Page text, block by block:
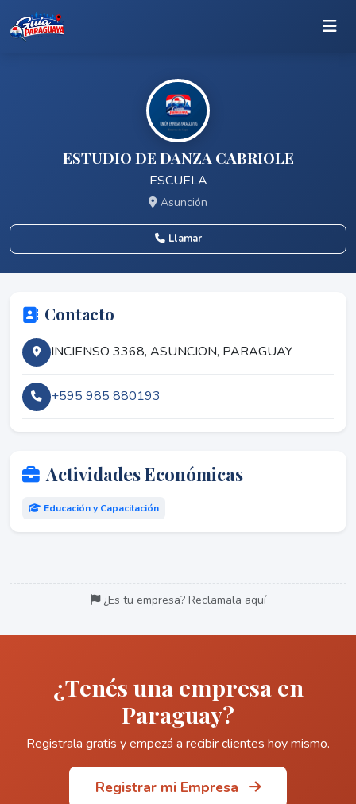
ESTUDIO DE DANZA CABRIOLE
ESCUELA
Asunción
Llamar
Contacto
INCIENSO 3368, ASUNCION, PARAGUAY
+595 985 880193
Actividades Económicas
Educación y Capacitación
¿Es tu empresa? Reclamala aquí
¿Tenés una empresa en
Paraguay?
Registrala gratis y empezá a recibir clientes hoy mismo.
Registrar mi Empresa